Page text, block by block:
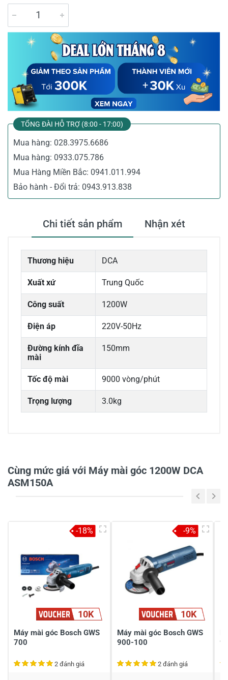
TỔNG ĐÀI HỖ TRỢ (8:00 - 17:00)
Mua hàng: 028.3975.6686
Mua hàng: 0933.075.786
Mua Hàng Miền Bắc: 0941.011.994
Bảo hành - Đổi trả: 0943.913.838
Chi tiết sản phẩm Nhận xét
Thương hiệu DCA
Xuất xứ Trung Quốc
Công suất 1200W
Điện áp 220V-50Hz
Đường kính đĩa
mài
150mm
Tốc độ mài 9000 vòng/phút
Trọng lượng 3.0kg
1
-
Viết nhận xét của bạn
Cùng mức giá với Máy mài góc 1200W DCA
ASM150A
10K
Máy mài góc Bosch GWS
700
2 đánh giá
-18%
10K
Máy mài góc Bosch GWS
900-100
2 đánh giá
-9%